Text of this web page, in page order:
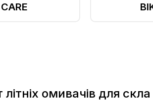
омивачів для скла